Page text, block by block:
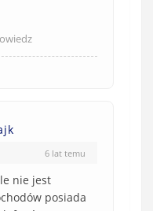
6 lat temu
nie jest
posiada